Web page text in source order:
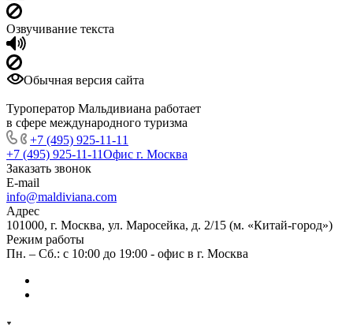
Озвучивание текста
Обычная версия сайта
Туроператор Мальдивиана работает
в сфере международного туризма
+7 (495) 925-11-11
+7 (495) 925-11-11Офис г. Москва
Заказать звонок
E-mail
info@maldiviana.com
Адрес
101000, г. Москва, ул. Маросейка, д. 2/15 (м. «Китай-город»)
Режим работы
Пн. – Сб.: с 10:00 до 19:00 - офис в г. Москва